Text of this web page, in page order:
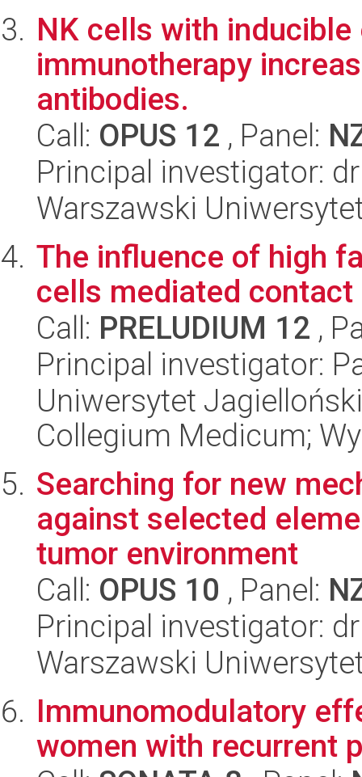
NK cells with
immunotherapy
antibodies.
Call: OPUS 12 , Panel:
Principal investigator:
Warszawski
The influence of high
cells mediated
Call: PRELUDIUM 12 ,
Principal investigator:
Uniwersytet
Collegium Medicum;
Searching for new
against selected
tumor environment
Call: OPUS 10 , Panel:
Principal investigator:
Warszawski
Immunomodulatory
women with recurrent